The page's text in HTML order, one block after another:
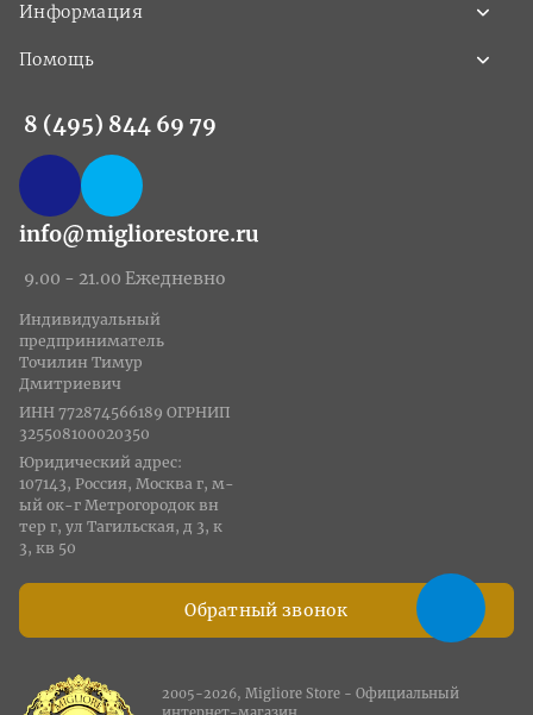
Информация
Помощь
8 (495) 844 69 79
info@migliorestore.ru
9.00 - 21.00 Ежедневно
Обратный звонок
Индивидуальный
предприниматель
Точилин Тимур
Дмитриевич
ИНН 772874566189 ОГРНИП
325508100020350
Юридический адрес:
107143, Россия, Москва г, м-
ый ок-г Метрогородок вн
тер г, ул Тагильская, д 3, к
3, кв 50
2005-2026, Migliore Store - Официальный